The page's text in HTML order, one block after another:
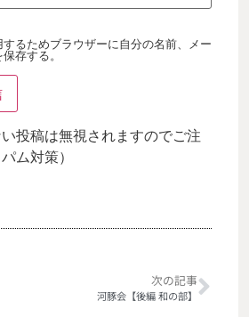
るためブラウザーに自分の名前、メー
存する。
投稿は無視されますのでご注
ム対策）
次の記事
河豚会【後編 和の部】